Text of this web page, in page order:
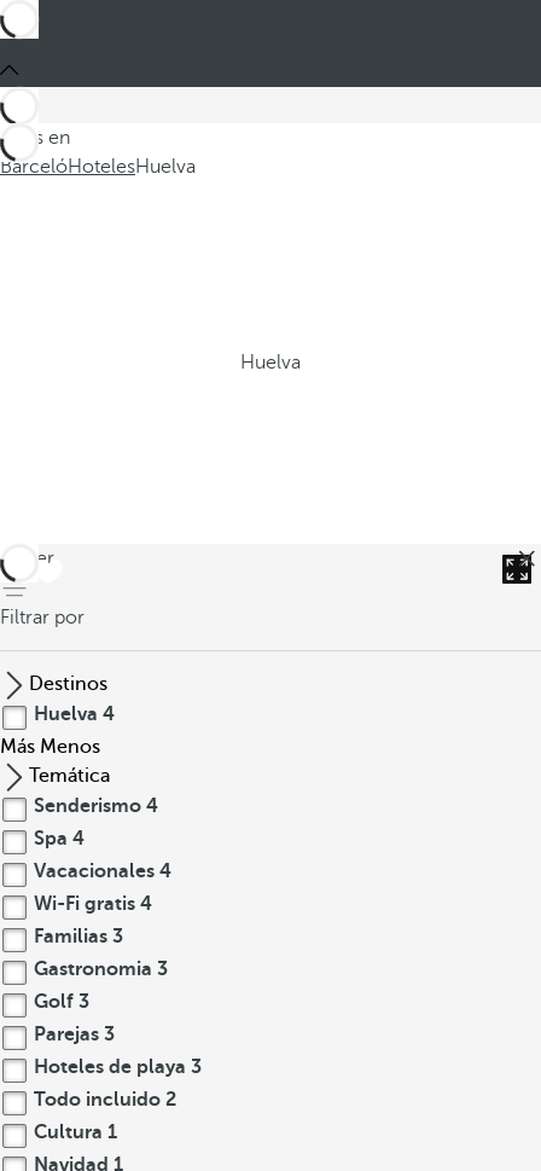
Estás en
BarcelóHotelesHuelva
Huelva
volver
Filtrar por
Destinos
Huelva 4
Más Menos
Temática
Senderismo 4
Spa 4
Vacacionales 4
Wi-Fi gratis 4
Familias 3
Gastronomia 3
Golf 3
Parejas 3
Hoteles de playa 3
Todo incluido 2
Cultura 1
Navidad 1